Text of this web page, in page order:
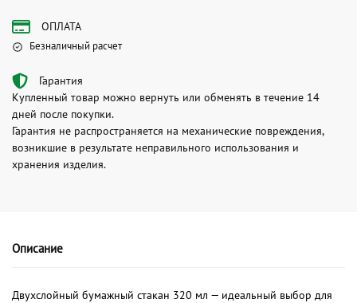
ОПЛАТА
Безналичный расчет
Гарантия
Купленный товар можно вернуть или обменять в течение 14
дней после покупки.
Гарантия не распространяется на механические повреждения,
возникшие в результате неправильного использования и
хранения изделия.
Описание
Двухслойный бумажный стакан 320 мл — идеальный выбор для